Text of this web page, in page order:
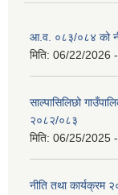
आ.व. ०८३/०८४ को
मिति: 06/22/2026
साल्पासिलिछो
२०८२/०८३
मिति: 06/25/2025
नीति तथा कार्यक्रम